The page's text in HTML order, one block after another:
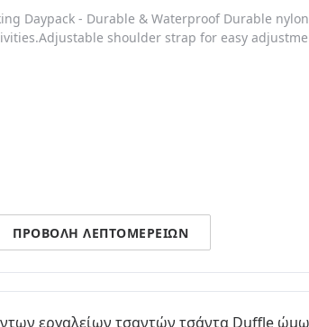
Daypack - Durable & Waterproof Durable
shoulder strap for easy
ΠΡΟΒΟΛΉ ΛΕΠΤΟΜΕΡΕΙΏΝ
εργαλείων τσαντών τσάντα Duffle